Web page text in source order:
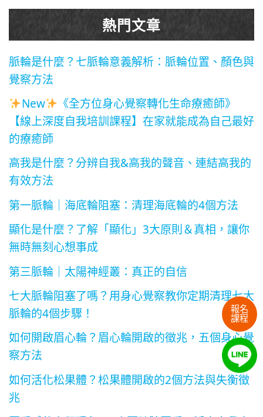
熱門文章
脈輪是什麼？七脈輪意義解析：脈輪位置、顏色與
覺察方法
New
《全方位身心覺察轉化生命療癒師》
【線上深度自我培訓課程】在家就能成為自己最好
的療癒師
高我是什麼？分辨自我&高我的聲音、連結高我的
有效方法
第一脈輪｜海底輪阻塞：清理海底輪的4個方法
顯化是什麼？了解「顯化」3大原則＆真相，讓你
無時無刻心想事成
第三脈輪｜太陽神經叢：真正的自信
七大脈輪阻塞了嗎？用身心覺察教你定期清理七大
脈輪的4個步驟！
如何開啟眉心輪？眉心輪開啟的徵兆，五個身心覺
察方法
如何活化松果體？松果體開啟的2個方法與失衡徵
兆
報名
課程